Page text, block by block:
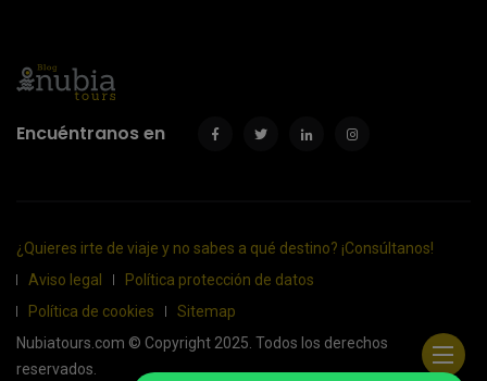
Encuéntranos en
¿Quieres irte de viaje y no sabes a qué destino? ¡Consúltanos!
Aviso legal
Política protección de datos
Política de cookies
Sitemap
Nubiatours.com © Copyright 2025. Todos los derechos
reservados.